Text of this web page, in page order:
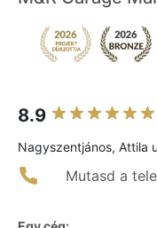
8.9
Nagyszentjános, Attila
Mutasd a